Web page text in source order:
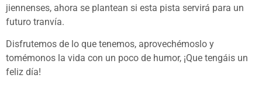
jiennenses, ahora se plantean si esta pista servirá para un
futuro tranvía.
Disfrutemos de lo que tenemos, aprovechémoslo y
tomémonos la vida con un poco de humor, ¡Que tengáis un
feliz día!